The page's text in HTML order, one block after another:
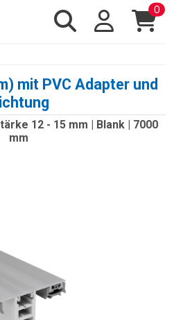
0
mit PVC Adapter und
12 - 15 mm | Blank | 7000
mm